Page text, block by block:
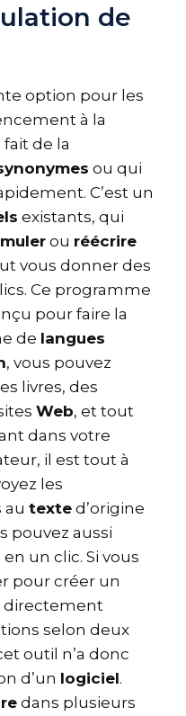
de
option pour les
à la
fait de la
ou qui
C’est un
existants, qui
ou réécrire
vous donner des
Ce programme
pour faire la
de langues
, vous pouvez
livres, des
Web, et tout
dans votre
il est tout à
les
au texte d’origine
pouvez aussi
un clic. Si vous
pour créer un
directement
selon deux
outil n’a donc
d’un logiciel.
dans plusieurs